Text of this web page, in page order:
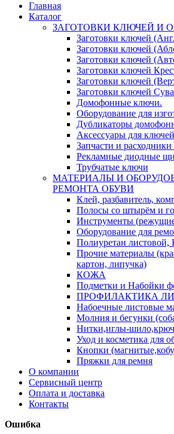
Главная
Каталог
ЗАГОТОВКИ КЛЮЧЕЙ И
Заготовки ключей
Заготовки ключей
Заготовки ключей
Заготовки ключей
Заготовки ключей
Заготовки ключей
Домофонные ключи.
Оборудование для
Дубликаторы
Аксессуары для ключей
Запчасти и
Рекламные диодные
Трубчатые ключи
МАТЕРИАЛЫ И
РЕМОНТА ОБУВИ
Клей, разбавитель,
Полосы со штырём и
Инструменты
Оборудование для
Полиуретан
Прочие материалы
картон, липучка)
КОЖА
Подметки и Набойки
ПРОФИЛАКТИКА
Набоечные листовые
Молния и бегунки
Нитки,иглы-
Уход и косметика для
Кнопки
Пряжки для ремня
О компании
Сервисный центр
Оплата и доставка
Контакты
Ошибка